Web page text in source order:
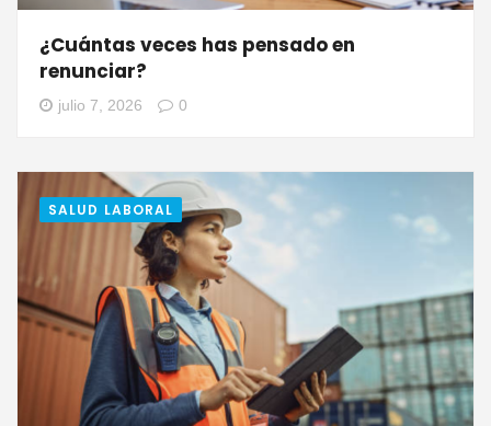
¿Cuántas veces has pensado en
renunciar?
julio 7, 2026 0
SALUD LABORAL